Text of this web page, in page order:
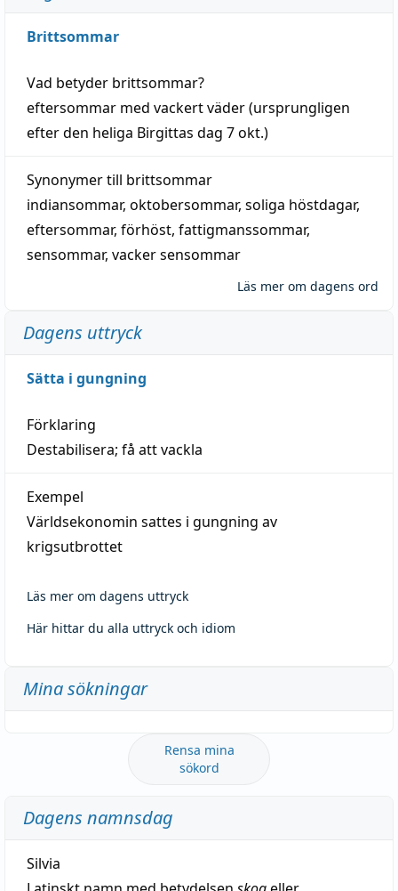
Brittsommar
Vad betyder brittsommar?
eftersommar med vackertväder(ursprungligen
efter den heliga Birgittas dag 7 okt.)
Synonymer till brittsommar
indiansommar, oktobersommar, soliga höstdagar,
eftersommar, förhöst, fattigmanssommar,
sensommar, vacker sensommar
Läs mer om dagens ord
Dagens uttryck
Sätta i gungning
Förklaring
Destabilisera; få att vackla
Exempel
Världsekonomin sattes i gungning av
krigsutbrottet
Läs mer om dagens uttryck
Här hittar du alla uttryck och idiom
Mina sökningar
Rensa mina
sökord
Dagens namnsdag
Silvia